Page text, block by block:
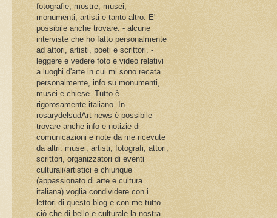
fotografie, mostre, musei,
monumenti, artisti e tanto altro. E'
possibile anche trovare: - alcune
interviste che ho fatto personalmente
ad attori, artisti, poeti e scrittori. -
leggere e vedere foto e video relativi
a luoghi d'arte in cui mi sono recata
personalmente, info su monumenti,
musei e chiese. Tutto è
rigorosamente italiano. In
rosarydelsudArt news è possibile
trovare anche info e notizie di
comunicazioni e note da me ricevute
da altri: musei, artisti, fotografi, attori,
scrittori, organizzatori di eventi
culturali/artistici e chiunque
(appassionato di arte e cultura
italiana) voglia condividere con i
lettori di questo blog e con me tutto
ciò che di bello e culturale la nostra